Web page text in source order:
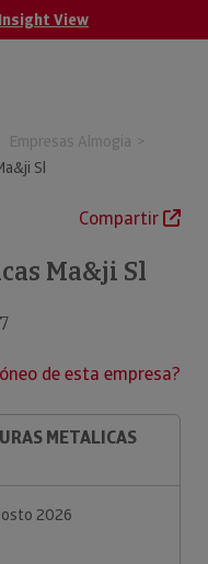
Insight View
Empresas Almogia
Sl
Compartir
Ma&ji Sl
de esta empresa?
METALICAS
2026